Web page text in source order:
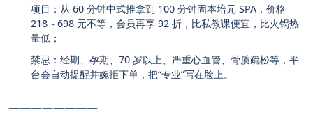
项目：从 60 分钟中式推拿到 100 分钟固本培元 SPA，价格
218～698 元不等，会员再享 92 折，比私教课便宜，比火锅热
量低；
禁忌：经期、孕期、70 岁以上、严重心血管、骨质疏松等，平
台会自动提醒并婉拒下单，把“专业”写在脸上。
————————